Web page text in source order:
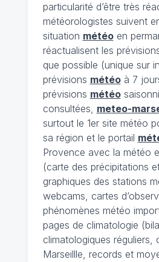
particularité d’être très
météorologistes suivent
situation météoen
réactualisent les
que possible (unique sur
prévisions météoà 7
prévisions météo
consultées, meteo-
surtout le 1er site météo
sa région et le portail
Provence avec la météo
(carte des précipitations
graphiques des stations
webcams, cartes
phénomènes météo
pages de climatologie
climatologiques réguliers,
Marseillle, records et